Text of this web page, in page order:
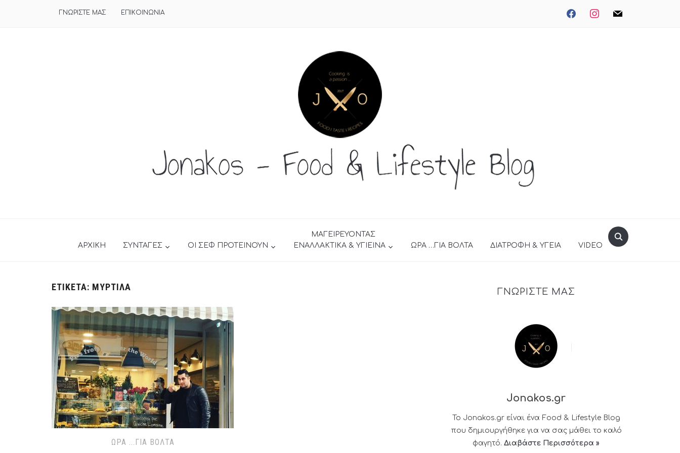
facebookinstagrammail
ΓΝΩΡΙΣΤΕ ΜΑΣ ΕΠΙΚΟΙΝΩΝΙΑ
ΑΡΧΙΚΗ ΣΥΝΤΑΓΕΣ ΟΙ ΣΕΦ ΠΡΟΤΕΙΝΟΥΝ
ΜΑΓΕΙΡΕΥΟΝΤΑΣ
ΕΝΑΛΛΑΚΤΙΚΑ & ΥΓΙΕΙΝΑ
ΩΡΑ …ΓΙΑ ΒΟΛΤΑ ΔΙΑΤΡΟΦΗ & ΥΓΕΙΑ VIDEO
ΕΤΙΚΈΤΑ: ΜΎΡΤΙΛΑ
ΏΡΑ ...ΓΙΑ ΒΌΛΤΑ
ΓΝΩΡΙΣΤΕ ΜΑΣ
Jonakos.gr
Το Jonakos.gr είναι ένα Food & Lifestyle Blog
που δημιουργήθηκε για να σας μάθει το καλό
φαγητό. Διαβάστε Περισσότερα »